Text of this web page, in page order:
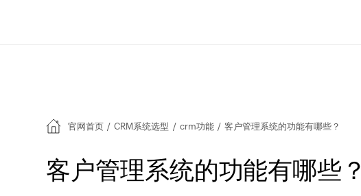
官网首页 / CRM系统选型 / crm功能 / 客户管理系统的功能有哪些？
客户管理系统的功能有哪些？